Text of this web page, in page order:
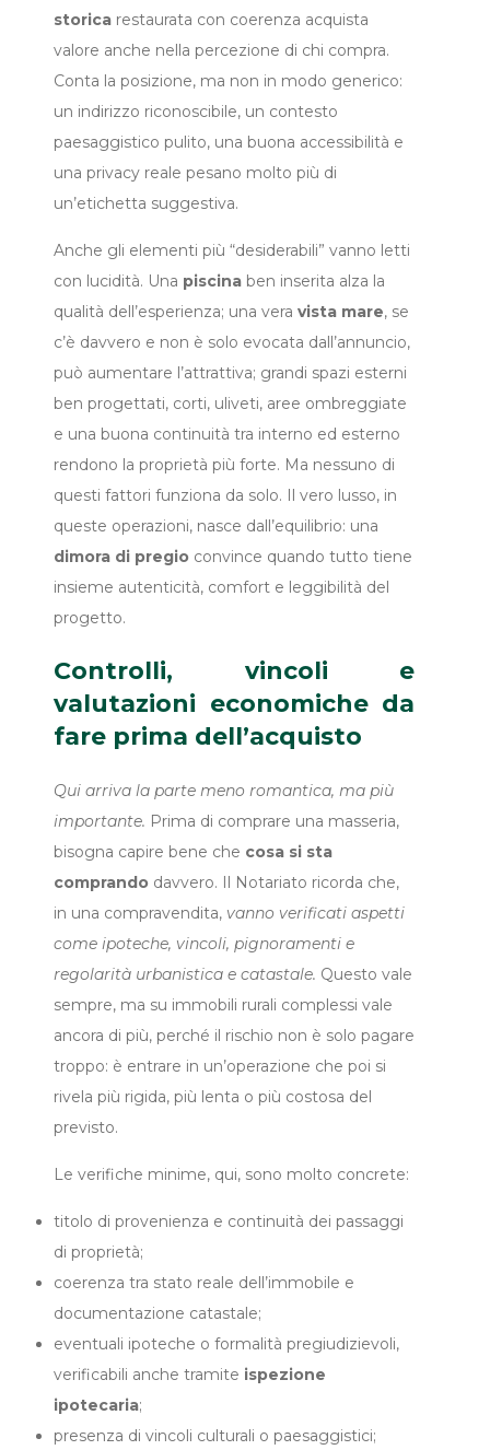
storicarestaurata con coerenza acquista
valore anche nella percezione di chi compra.
Conta la posizione, ma non in modo generico:
un indirizzo riconoscibile, un contesto
paesaggistico pulito, una buona accessibilità e
una privacy reale pesano molto più di
un’etichetta suggestiva.
Anche gli elementi più “desiderabili” vanno letti
con lucidità. Una piscinaben inserita alza la
qualità dell’esperienza; una vera vista mare, se
c’è davvero e non è solo evocata dall’annuncio,
può aumentare l’attrattiva; grandi spazi esterni
ben progettati, corti, uliveti, aree ombreggiate
e una buona continuità tra interno ed esterno
rendono la proprietà più forte. Ma nessuno di
questi fattori funziona da solo. Il vero lusso, in
queste operazioni, nasce dall’equilibrio: una
dimora di pregio convince quando tutto tiene
insieme autenticità, comfort e leggibilità del
progetto.
Controlli, vincoli e
valutazioni economiche da
fare prima dell’acquisto
Qui arriva la parte meno romantica, ma più
importante. Prima di comprare una masseria,
bisogna capire bene che cosa si sta
comprando davvero. Il Notariato ricorda che,
in una compravendita,vanno verificati aspetti
come ipoteche, vincoli, pignoramenti e
regolarità urbanistica e catastale. Questo vale
sempre, ma su immobili rurali complessi vale
ancora di più, perché il rischio non è solo pagare
troppo: è entrare in un’operazione che poi si
rivela più rigida, più lenta o più costosa del
previsto.
Le verifiche minime, qui, sono molto concrete:
titolo di provenienza e continuità dei passaggi
di proprietà;
coerenza tra stato reale dell’immobile e
documentazione catastale;
eventuali ipoteche o formalità pregiudizievoli,
verificabili anche tramite ispezione
ipotecaria;
presenza di vincoli culturali o paesaggistici;